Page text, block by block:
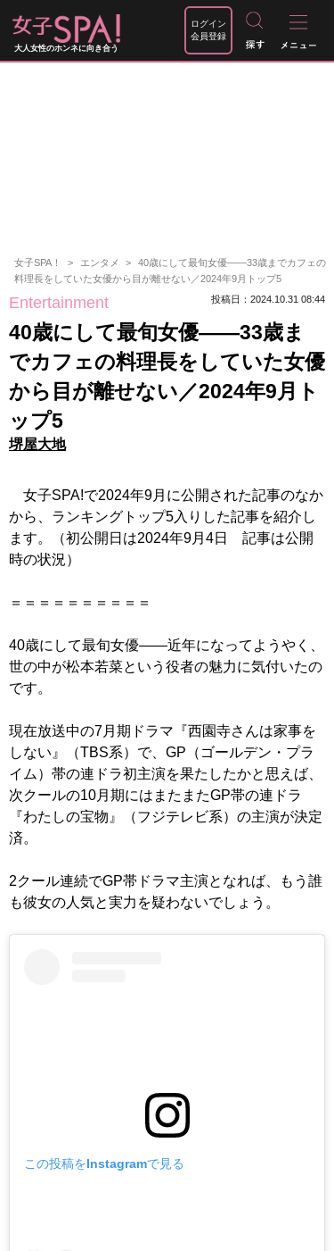
大人女性のホンネに向き合う
ログイン
会員登録
女子SPA！ エンタメ
40歳にして最旬女優――33歳までカフェの
料理長をしていた女優から目が離せない／2024年9月トップ5
Entertainment 投稿日：2024.10.31 08:44
40歳にして最旬女優――33歳ま
でカフェの料理長をしていた女優
から目が離せない／2024年9月ト
ップ5
堺屋大地
女子SPA!で2024年9月に公開された記事のなか
から、ランキングトップ5入りした記事を紹介し
ます。（初公開日は2024年9月4日 記事は公開
時の状況）
＝＝＝＝＝＝＝＝＝＝
40歳にして最旬女優――近年になってようやく、
世の中が松本若菜という役者の魅力に気付いたの
です。
現在放送中の7月期ドラマ『西園寺さんは家事を
しない』（TBS系）で、GP（ゴールデン・プラ
イム）帯の連ドラ初主演を果たしたかと思えば、
次クールの10月期にはまたまたGP帯の連ドラ
『わたしの宝物』（フジテレビ系）の主演が決定
済。
2クール連続でGP帯ドラマ主演となれば、もう誰
も彼女の人気と実力を疑わないでしょう。
この投稿をInstagramで見る